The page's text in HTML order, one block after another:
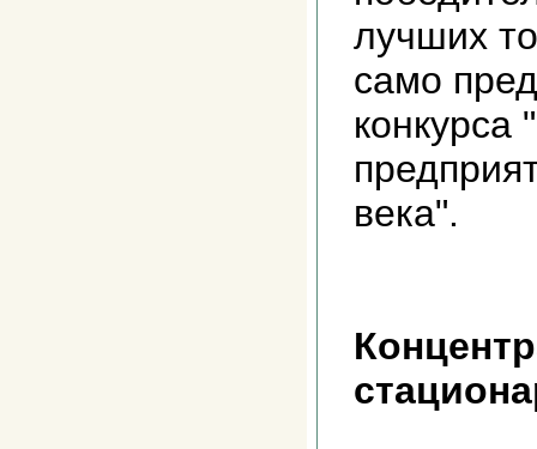
лучших
само
конкурса
века".